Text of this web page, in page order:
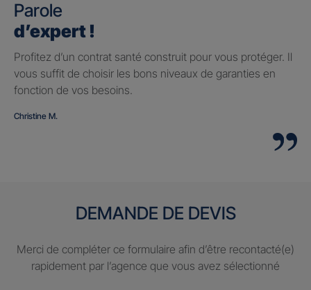
Parole
d’expert !
Profitez d’un contrat santé construit pour vous protéger. Il
vous suffit de choisir les bons niveaux de garanties en
fonction de vos besoins.
Christine M.
DEMANDE DE DEVIS
Merci de compléter ce formulaire afin d’être recontacté(e)
rapidement par l’agence que vous avez sélectionné